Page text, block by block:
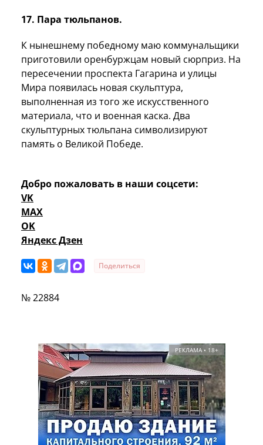
17. Пара тюльпанов.
К нынешнему победному маю коммунальщики
приготовили оренбуржцам новый сюрприз. На
пересечении проспекта Гагарина и улицы
Мира появилась новая скульптура,
выполненная из того же искусственного
материала, что и военная каска. Два
скульптурных тюльпана символизируют
память о Великой Победе.
Добро пожаловать в наши соцсети:
VK
MAX
OK
Яндекс Дзен
Поделиться
№ 22884
РЕКЛАМА • 18+